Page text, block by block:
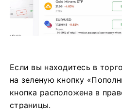
Если вы находитесь в
на зеленую кнопку
кнопка расположена в
страницы.